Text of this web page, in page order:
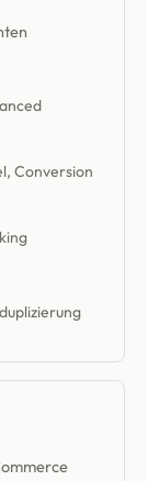
Conversion